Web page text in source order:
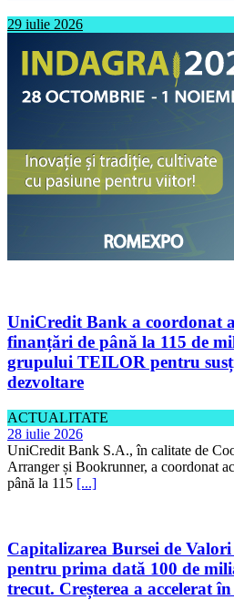
29 iulie 2026
UniCredit Bank a coordonat
finanțări de până la 115 de
grupului TEILOR pentru
dezvoltare
ACTUALITATE
28 iulie 2026
UniCredit Bank S.A., în calitate de
Arranger și Bookrunner, a coordonat
până la 115 [...]
Capitalizarea Bursei de
pentru prima dată 100 de
trecut. Creșterea a accelerat